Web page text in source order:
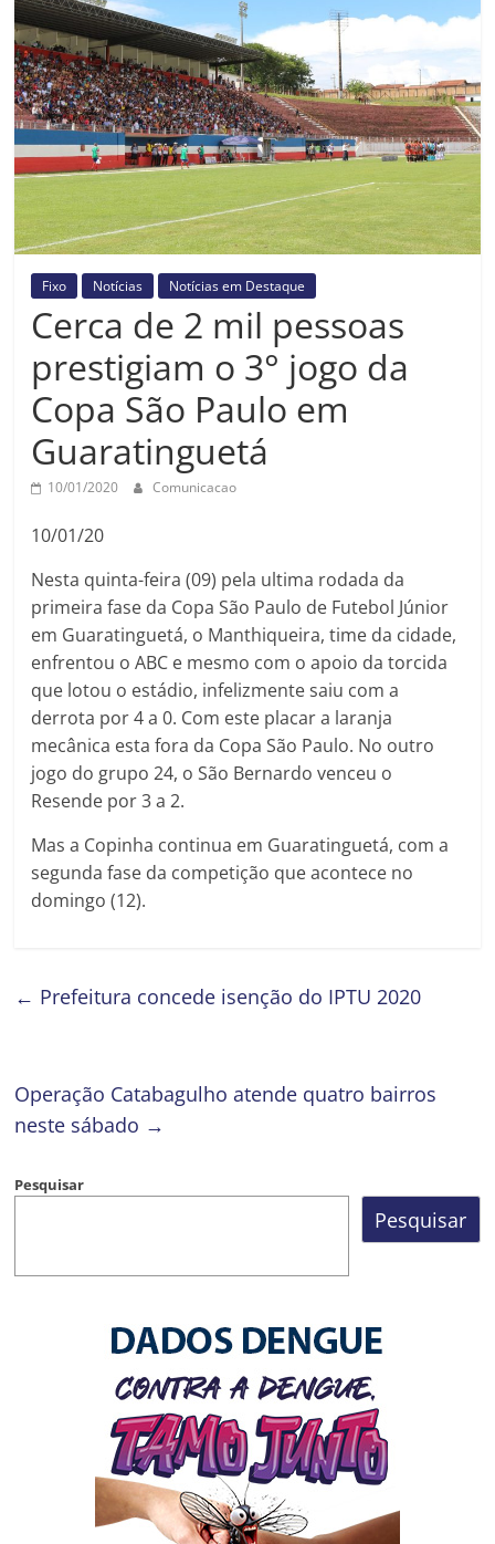
Prefeitura
Estância
Turística
Guaratinguetá
Fixo Notícias Notícias em Destaque
Cerca de 2 mil pessoas
prestigiam o 3° jogo da
Copa São Paulo em
Guaratinguetá
10/01/2020 Comunicacao
10/01/20
Nesta quinta-feira (09) pela ultima rodada da
primeira fase da Copa São Paulo de Futebol Júnior
em Guaratinguetá, o Manthiqueira, time da cidade,
enfrentou o ABC e mesmo com o apoio da torcida
que lotou o estádio, infelizmente saiu com a
derrota por 4 a 0. Com este placar a laranja
mecânica esta fora da Copa São Paulo. No outro
jogo do grupo 24, o São Bernardo venceu o
Resende por 3 a 2.
Mas a Copinha continua em Guaratinguetá, com a
segunda fase da competição que acontece no
domingo (12).
← Prefeitura concede isenção do IPTU 2020
Operação Catabagulho atende quatro bairros
neste sábado →
Pesquisar
Pesquisar